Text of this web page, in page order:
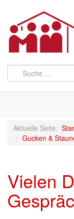
Aktuelle Seite:
Gucken &
Vielen